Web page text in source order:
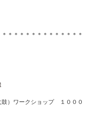
＊＊＊＊＊＊＊＊ ＊＊＊＊＊
鼓）ワークショップ １０００